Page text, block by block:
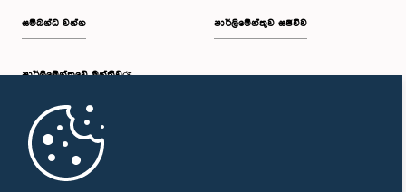
සම්බන්ධ වන්න
පාර්ලි‌මේන්තුවේ මන්ත්‍රීවරු
මුල් පිටුව
පාර්ලිමේන්තුව සජීවීව